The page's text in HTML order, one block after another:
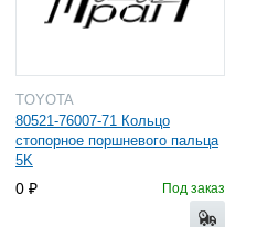
TOYOTA
80521-76007-71 Кольцо
стопорное поршневого пальца
5K
0 Под заказ